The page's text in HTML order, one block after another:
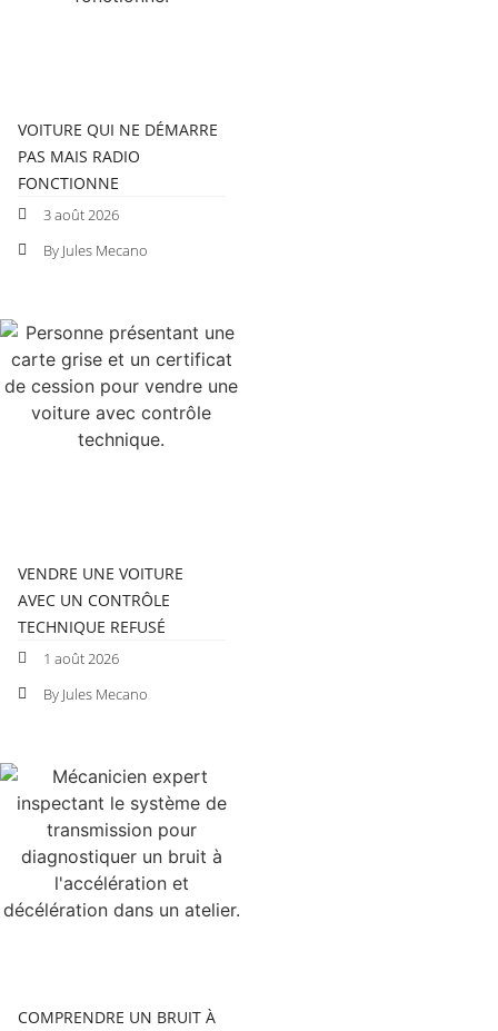
VOITURE QUI NE DÉMARRE
PAS MAIS RADIO
FONCTIONNE
3 août 2026
By Jules Mecano
VENDRE UNE VOITURE
AVEC UN CONTRÔLE
TECHNIQUE REFUSÉ
1 août 2026
By Jules Mecano
COMPRENDRE UN BRUIT À